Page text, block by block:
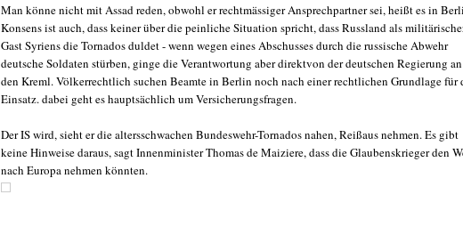
Man könne nicht mit Assad reden, obwohl er rechtmässiger Ansprechpartner sei, heißt es in
Konsens ist auch, dass keiner über die peinliche Situation spricht, dass Russland als
Gast Syriens die Tornados duldet - wenn wegen eines Abschusses durch die russische Abwehr
deutsche Soldaten stürben, ginge die Verantwortung aber direktvon der deutschen Regierung an
den Kreml. Völkerrechtlich suchen Beamte in Berlin noch nach einer rechtlichen Grundlage für
Einsatz. dabei geht es hauptsächlich um Versicherungsfragen.
Der IS wird, sieht er die altersschwachen Bundeswehr-Tornados nahen, Reißaus nehmen. Es gibt
keine Hinweise daraus, sagt Innenminister Thomas de Maiziere, dass die Glaubenskrieger den
nach Europa nehmen könnten.